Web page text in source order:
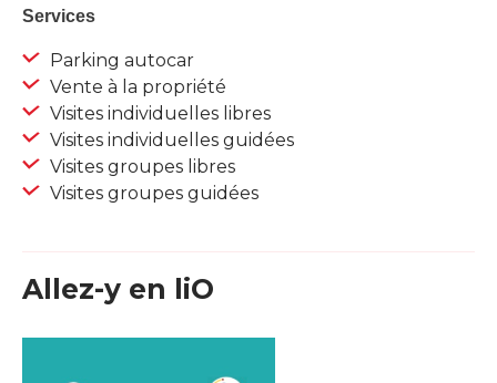
Services
Parking autocar
Vente à la propriété
Visites individuelles libres
Visites individuelles guidées
Visites groupes libres
Visites groupes guidées
Allez-y en liO